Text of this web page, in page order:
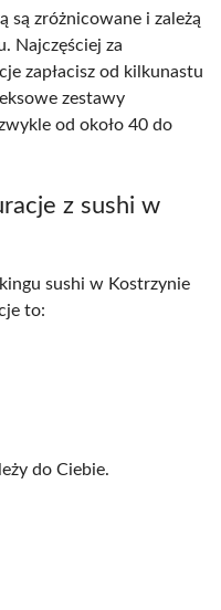
są zróżnicowane i zależą
Najczęściej za
zapłacisz od kilkunastu
zestawy
od około 40 do
z sushi w
sushi w Kostrzynie
to:
do Ciebie.